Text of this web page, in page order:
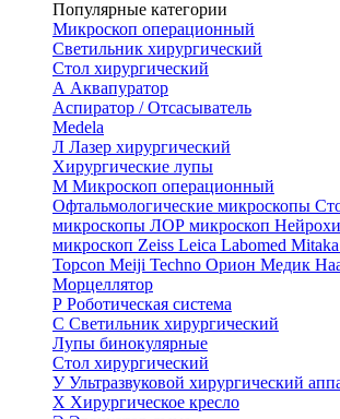
Популярные категории
Микроскоп операционный
Светильник хирургический
Стол хирургический
А Аквапуратор
Аспиратор / Отсасыватель
Medela
Л Лазер хирургический
Хирургические лупы
М Микроскоп операционный
Офтальмологические микроскопы
микроскопы ЛОР микроскоп
микроскоп Zeiss Leica Labomed Mitaka
Topcon Meiji Techno Орион Медик
Морцеллятор
Р Роботическая система
С Светильник хирургический
Лупы бинокулярные
Стол хирургический
УУльтразвуковой хирургический
Х Хирургическое кресло